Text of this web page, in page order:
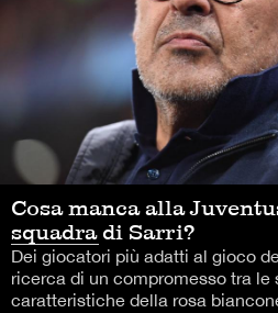
Cosa manca alla
squadra di Sarri?
Dei giocatori più adatti al gioco
ricerca di un compromesso tra le
caratteristiche della rosa